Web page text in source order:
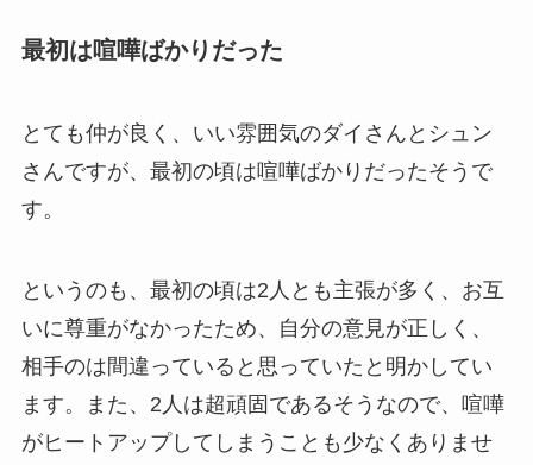
最初は喧嘩ばかりだった
とても仲が良く、いい雰囲気のダイさんとシュン
さんですが、最初の頃は喧嘩ばかりだったそうで
す。
というのも、最初の頃は2人とも主張が多く、お互
いに尊重がなかったため、自分の意見が正しく、
相手のは間違っていると思っていたと明かしてい
ます。また、2人は超頑固であるそうなので、喧嘩
がヒートアップしてしまうことも少なくありませ